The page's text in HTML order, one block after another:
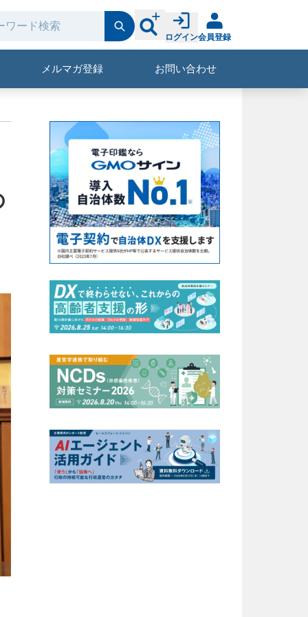
ログイン会員登録
メルマガ登録 お問い合わせ